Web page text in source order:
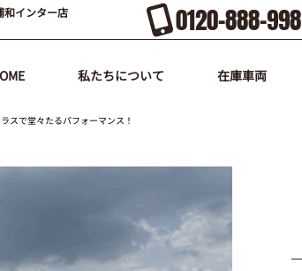
和インター店
0120-888-998
私たちについて 在庫車両
スで堂々たるパフォーマンス！